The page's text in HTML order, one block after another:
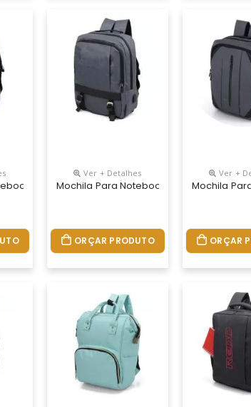
Personalizada
Ver + Detalhes
Mochila Para Notebook Personalizada
ORÇAR PRODUTO
Ver +
Mochila
ORÇAR